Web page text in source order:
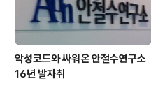
악성코드와 싸워온 안철수연구소
16년 발자취